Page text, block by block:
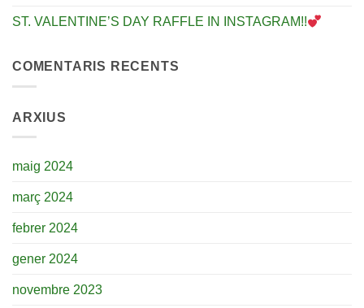
ST. VALENTINE’S DAY RAFFLE IN INSTAGRAM!!
COMENTARIS RECENTS
ARXIUS
maig 2024
març 2024
febrer 2024
gener 2024
novembre 2023